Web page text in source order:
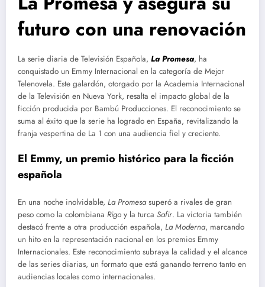
futuro con una renovación
La serie diaria de Televisión Española, La Promesa, ha
conquistado un Emmy Internacional en la categoría de Mejor
Telenovela. Este galardón, otorgado por la Academia Internacional
de la Televisión en Nueva York, resalta el impacto global de la
ficción producida por Bambú Producciones. El reconocimiento se
suma al éxito que la serie ha logrado en España, revitalizando la
franja vespertina de La 1 con una audiencia fiel y creciente.
El Emmy, un premio histórico para la ficción
española
En una noche inolvidable, La Promesasuperó a rivales de gran
peso como la colombiana Rigo y la turca Safir. La victoria también
destacó frente a otra producción española, La Moderna, marcando
un hito en la representación nacional en los premios Emmy
Internacionales. Este reconocimiento subraya la calidad y el alcance
de las series diarias, un formato que está ganando terreno tanto en
audiencias locales como internacionales.